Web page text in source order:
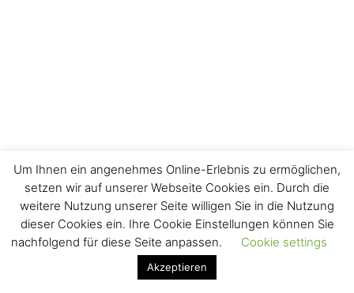
Um Ihnen ein angenehmes Online-Erlebnis zu ermöglichen,
setzen wir auf unserer Webseite Cookies ein. Durch die
weitere Nutzung unserer Seite willigen Sie in die Nutzung
dieser Cookies ein. Ihre Cookie Einstellungen können Sie
nachfolgend für diese Seite anpassen.
Cookie settings
Akzeptieren